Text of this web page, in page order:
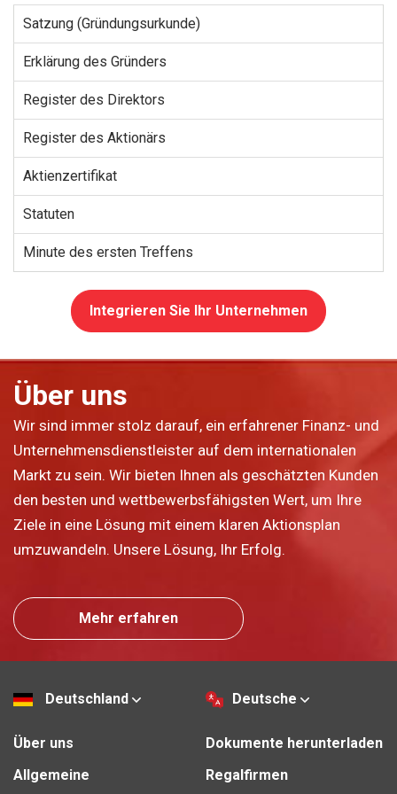
Satzung (Gründungsurkunde)
Erklärung des Gründers
Register des Direktors
Register des Aktionärs
Aktienzertifikat
Statuten
Minute des ersten Treffens
Integrieren Sie Ihr Unternehmen
Über uns
Wir sind immer stolz darauf, ein erfahrener Finanz- und
Unternehmensdienstleister auf dem internationalen
Markt zu sein. Wir bieten Ihnen als geschätzten Kunden
den besten und wettbewerbsfähigsten Wert, um Ihre
Ziele in eine Lösung mit einem klaren Aktionsplan
umzuwandeln. Unsere Lösung, Ihr Erfolg.
Mehr erfahren
Deutschland Deutsche
Über uns
Allgemeine
Dokumente herunterladen
Regalfirmen